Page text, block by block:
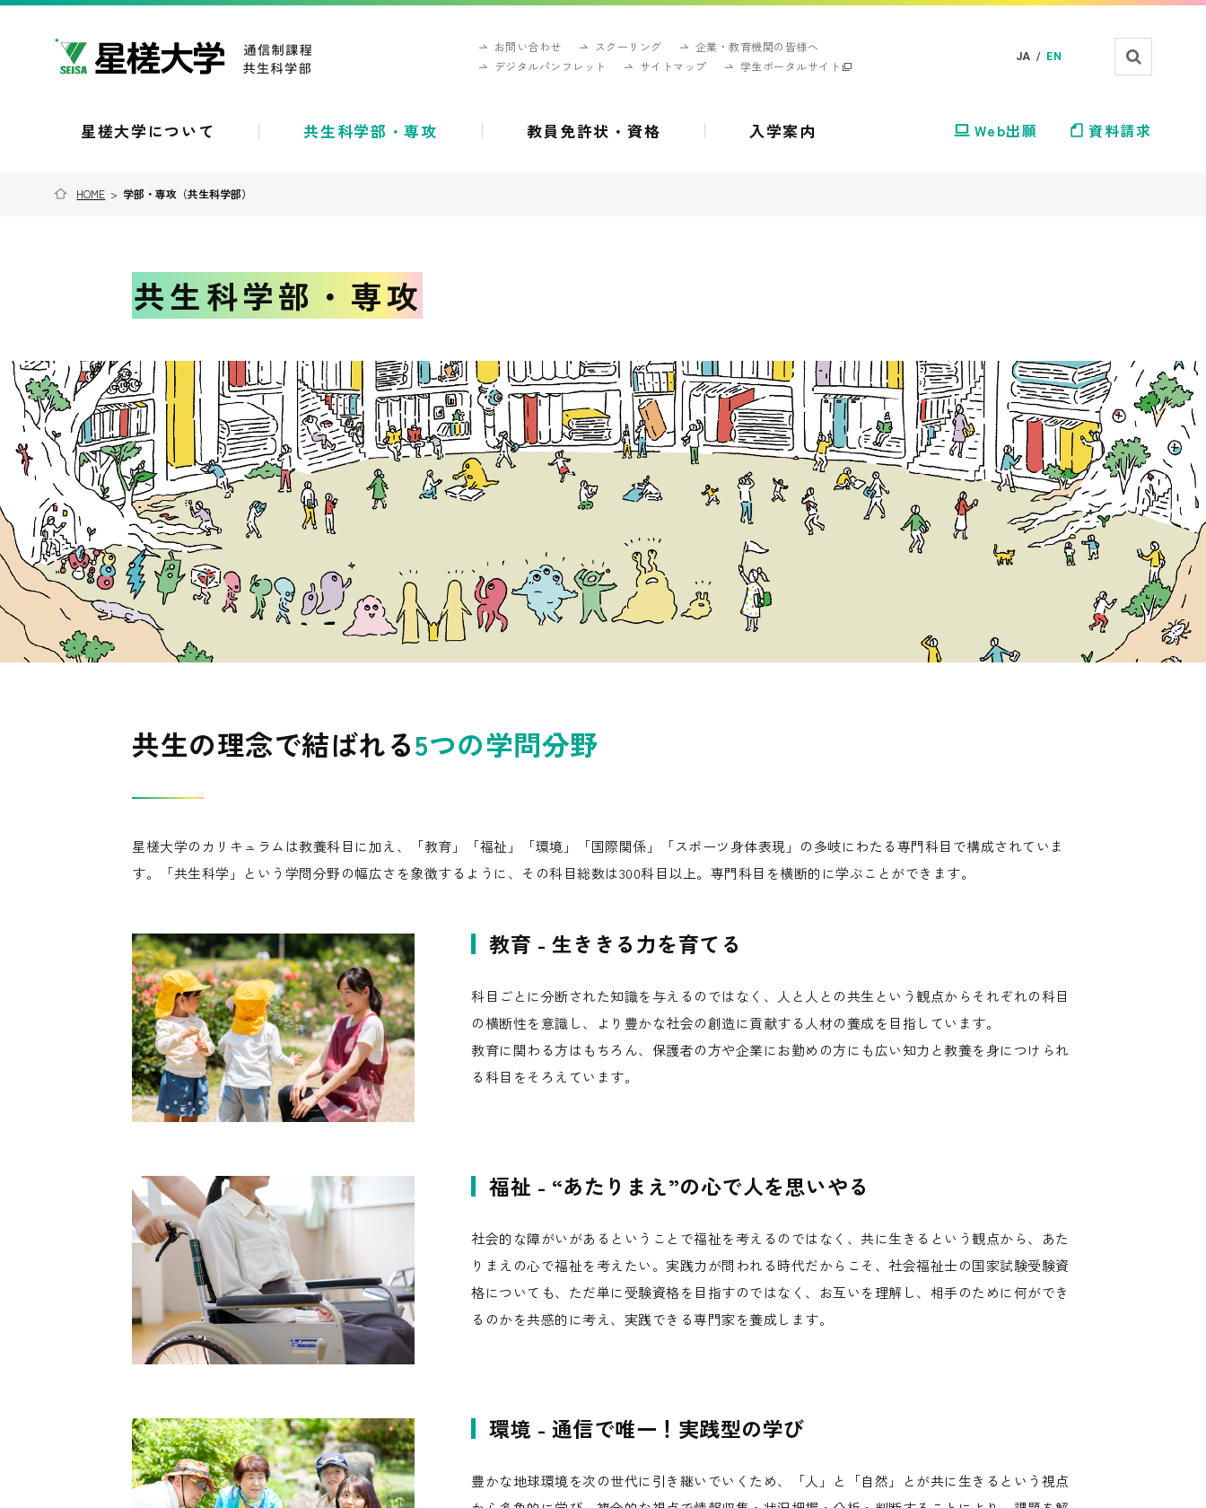
お問い合わせ スクーリング
企業・教育機関の皆様へ
デジタルパンフレット
サイトマップ 学生ポータルサイト
JA / EN
星槎大学について 共生科学部・専攻 教員免許状・資格 入学案内 Web出願 資料請求
HOME > 学部・専攻（共生科学部）
共生科学部・専攻
共生の理念で結ばれる5つの学問分野
星槎大学のカリキュラムは教養科目に加え、「教育」「福祉」「環境」「国際関係」「スポーツ身体表現」の多岐にわたる専門科目で構成されていま
す。「共生科学」という学問分野の幅広さを象徴するように、その科目総数は300科目以上。専門科目を横断的に学ぶことができます。
教育 - 生ききる力を育てる
科目ごとに分断された知識を与えるのではなく、人と人との共生という観点からそれぞれの科目
の横断性を意識し、より豊かな社会の創造に貢献する人材の養成を目指しています。
教育に関わる方はもちろん、保護者の方や企業にお勤めの方にも広い知力と教養を身につけられ
る科目をそろえています。
福祉 - “あたりまえ”の心で人を思いやる
社会的な障がいがあるということで福祉を考えるのではなく、共に生きるという観点から、あた
りまえの心で福祉を考えたい。実践力が問われる時代だからこそ、社会福祉士の国家試験受験資
格についても、ただ単に受験資格を目指すのではなく、お互いを理解し、相手のために何ができ
るのかを共感的に考え、実践できる専門家を養成します。
環境 - 通信で唯一！実践型の学び
豊かな地球環境を次の世代に引き継いでいくため、「人」と「自然」とが共に生きるという視点